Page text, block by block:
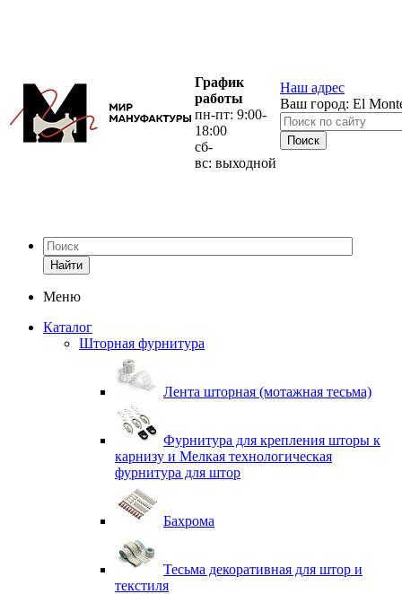
График
работы
пн-пт: 9:00-
18:00
сб-
вс: выходной
Наш адрес
Ваш город: El
Найти
Меню
Каталог
Шторная фурнитура
Лента шторная (мотажная тесьма)
Фурнитура для крепления шторы к
карнизу и Мелкая технологическая
фурнитура для штор
Бахрома
Тесьма декоративная для штор и
текстиля